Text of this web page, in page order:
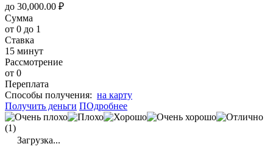
до 30,000.00 ₽
Сумма
от 0 до 1
Ставка
15 минут
Рассмотрение
от 0
Переплата
Cпособы получения: на карту
Получить деньги ПОдробнее
(1)
Загрузка...